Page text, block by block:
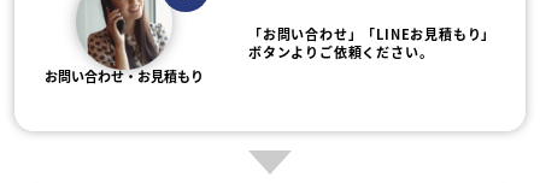
お問い合わせ・お見積もり
「お問い合わせ」「LINEお見積もり」
ボタンよりご依頼ください。